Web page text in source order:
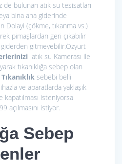
de bulunan atık su tesisatları
bina ana giderinde
Dolayi (çökme, tıkanma vs.)
pimaşlardan geri çıkabilir
gitmeyebilir.Özyurt
atık su Kamerası ile
tıkanıklığa sebep olan
Tıkanıklık sebebi belli
ve aparatlarda yaklaşık
kapatılması isteniyorsa
açılmasını istiyor.
Sebep